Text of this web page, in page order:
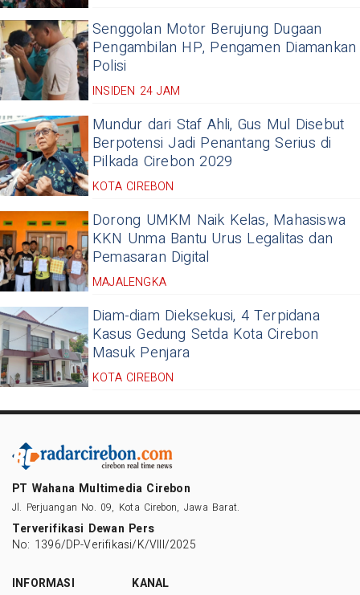
Senggolan Motor Berujung Dugaan
Pengambilan HP, Pengamen Diamankan
Polisi
INSIDEN 24 JAM
Mundur dari Staf Ahli, Gus Mul Disebut
Berpotensi Jadi Penantang Serius di
Pilkada Cirebon 2029
KOTA CIREBON
Dorong UMKM Naik Kelas, Mahasiswa
KKN Unma Bantu Urus Legalitas dan
Pemasaran Digital
MAJALENGKA
Diam-diam Dieksekusi, 4 Terpidana
Kasus Gedung Setda Kota Cirebon
Masuk Penjara
KOTA CIREBON
PT Wahana Multimedia Cirebon
Jl. Perjuangan No. 09, Kota Cirebon, Jawa Barat.
Terverifikasi Dewan Pers
No: 1396/DP-Verifikasi/K/VIII/2025
INFORMASI
KANAL